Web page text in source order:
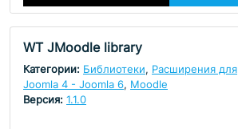
WT JMoodle library
Категории: Библиотеки, Расширения для
Joomla 4 - Joomla 6, Moodle
Версия: 1.1.0